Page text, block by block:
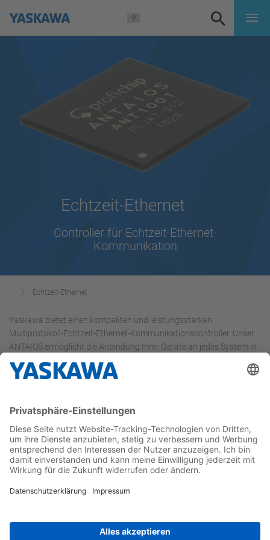
Echtzeit-Ethernet
Controller für Echtzeit-Ethernet-
Kommunikation
Echtzeit-Ethernet
Yaskawa bietet einen kompakten und leistungsstarken
Multiprotokoll-Echtzeit-Ethernet-Kommunikationscontroller. Unser
ANTAIOS ermöglicht die Anbindung Ihrer Geräte an jedes System in